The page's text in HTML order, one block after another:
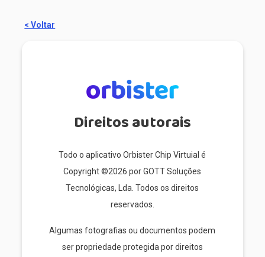
< Voltar
Direitos autorais
Todo o aplicativo Orbister Chip Virtuial é
Copyright ©2026 por GOTT Soluções
Tecnológicas, Lda. Todos os direitos
reservados.
Algumas fotografias ou documentos podem
ser propriedade protegida por direitos